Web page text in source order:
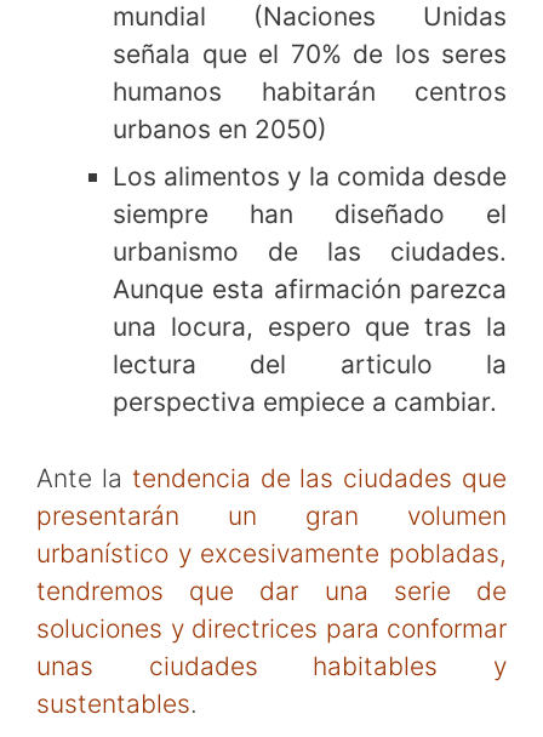
mundial (Naciones Unidas
señala que el 70% de los seres
humanos habitarán centros
urbanos en 2050)
Los alimentos y la comida desde
siempre han diseñado el
urbanismo de las ciudades.
Aunque esta afirmación parezca
una locura, espero que tras la
lectura del articulo la
perspectiva empiece a cambiar.
Ante la tendencia de las ciudades que
presentarán un gran volumen
urbanístico y excesivamente pobladas,
tendremos que dar una serie de
soluciones y directrices para conformar
unas ciudades habitables y
sustentables.